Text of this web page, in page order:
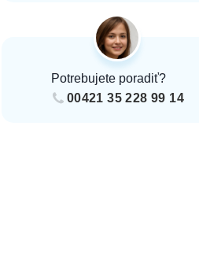
Potrebujete poradiť?
00421 35 228 99 14